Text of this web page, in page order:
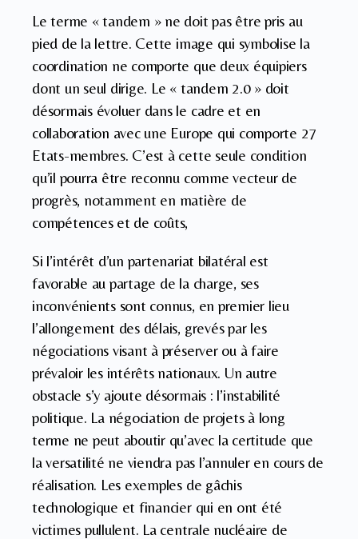
Le terme « tandem » ne doit pas être pris au
pied de la lettre. Cette image qui symbolise la
coordination ne comporte que deux équipiers
dont un seul dirige. Le « tandem 2.0 » doit
désormais évoluer dans le cadre et en
collaboration avec une Europe qui comporte 27
Etats-membres. C’est à cette seule condition
qu’il pourra être reconnu comme vecteur de
progrès, notamment en matière de
compétences et de coûts,
Si l’intérêt d’un partenariat bilatéral est
favorable au partage de la charge, ses
inconvénients sont connus, en premier lieu
l’allongement des délais, grevés par les
négociations visant à préserver ou à faire
prévaloir les intérêts nationaux. Un autre
obstacle s’y ajoute désormais : l’instabilité
politique. La négociation de projets à long
terme ne peut aboutir qu’avec la certitude que
la versatilité ne viendra pas l’annuler en cours de
réalisation. Les exemples de gâchis
technologique et financier qui en ont été
victimes pullulent. La centrale nucléaire de